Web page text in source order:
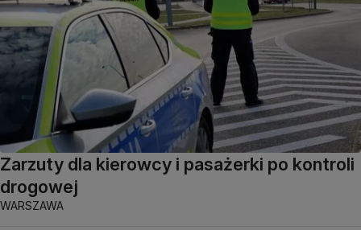
Zarzuty dla kierowcy i pasażerki po kontroli
drogowej
WARSZAWA